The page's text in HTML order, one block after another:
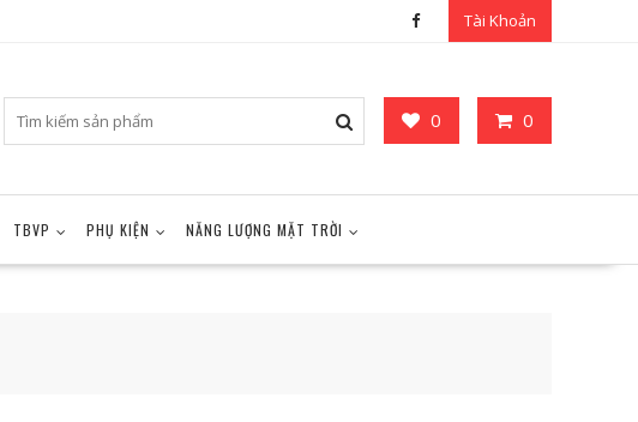
Tài Khoản
0 0
TBVP PHỤ KIỆN NĂNG LƯỢNG MẶT TRỜI